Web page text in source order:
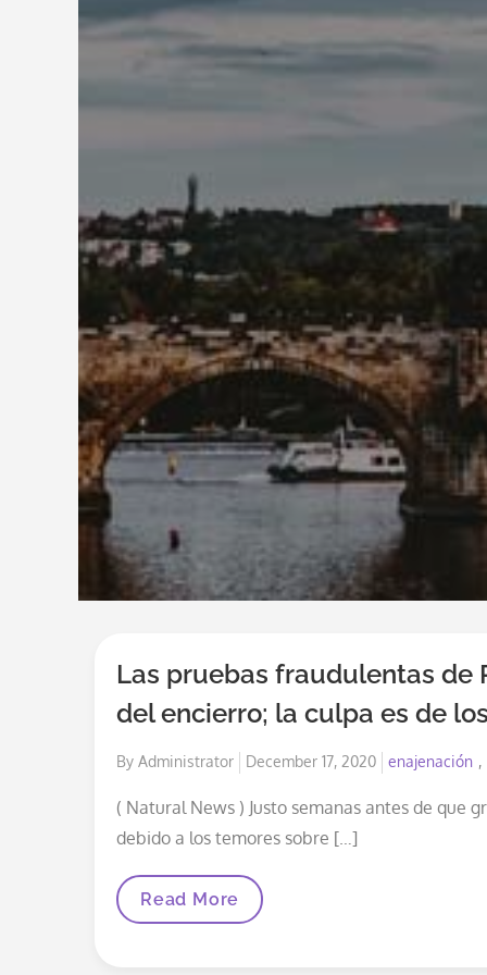
Las pruebas fraudulentas de
del encierro; la culpa es de
By Administrator
Posted
December 17, 2020 enajenación
( Natural News ) Justo semanas antes de que
debido a los temores sobre […]
Las
Read More